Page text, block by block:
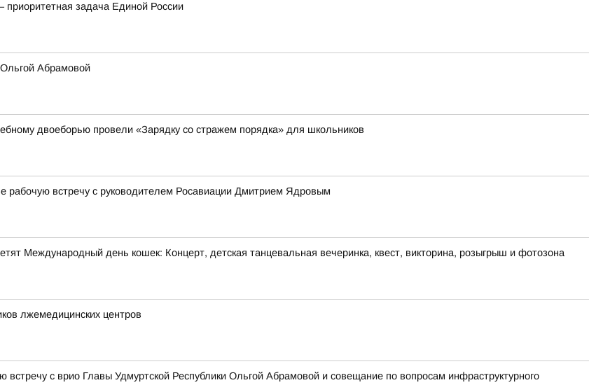
приоритетная задача Единой России
Абрамовой
двоеборью провели «Зарядку со стражем порядка» для школьников
рабочую встречу с руководителем Росавиации Дмитрием Ядровым
Международный день кошек: Концерт, детская танцевальная вечеринка, квест, викторина, розыгрыш и фотозона
лжемедицинских центров
с врио Главы Удмуртской Республики Ольгой Абрамовой и совещание по вопросам инфраструктурного